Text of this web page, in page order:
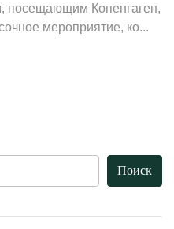
посещающим Копенгаген,
мероприятие, ко...